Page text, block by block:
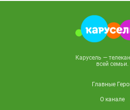
Карусель —
всей семьи.
Главные
О канале